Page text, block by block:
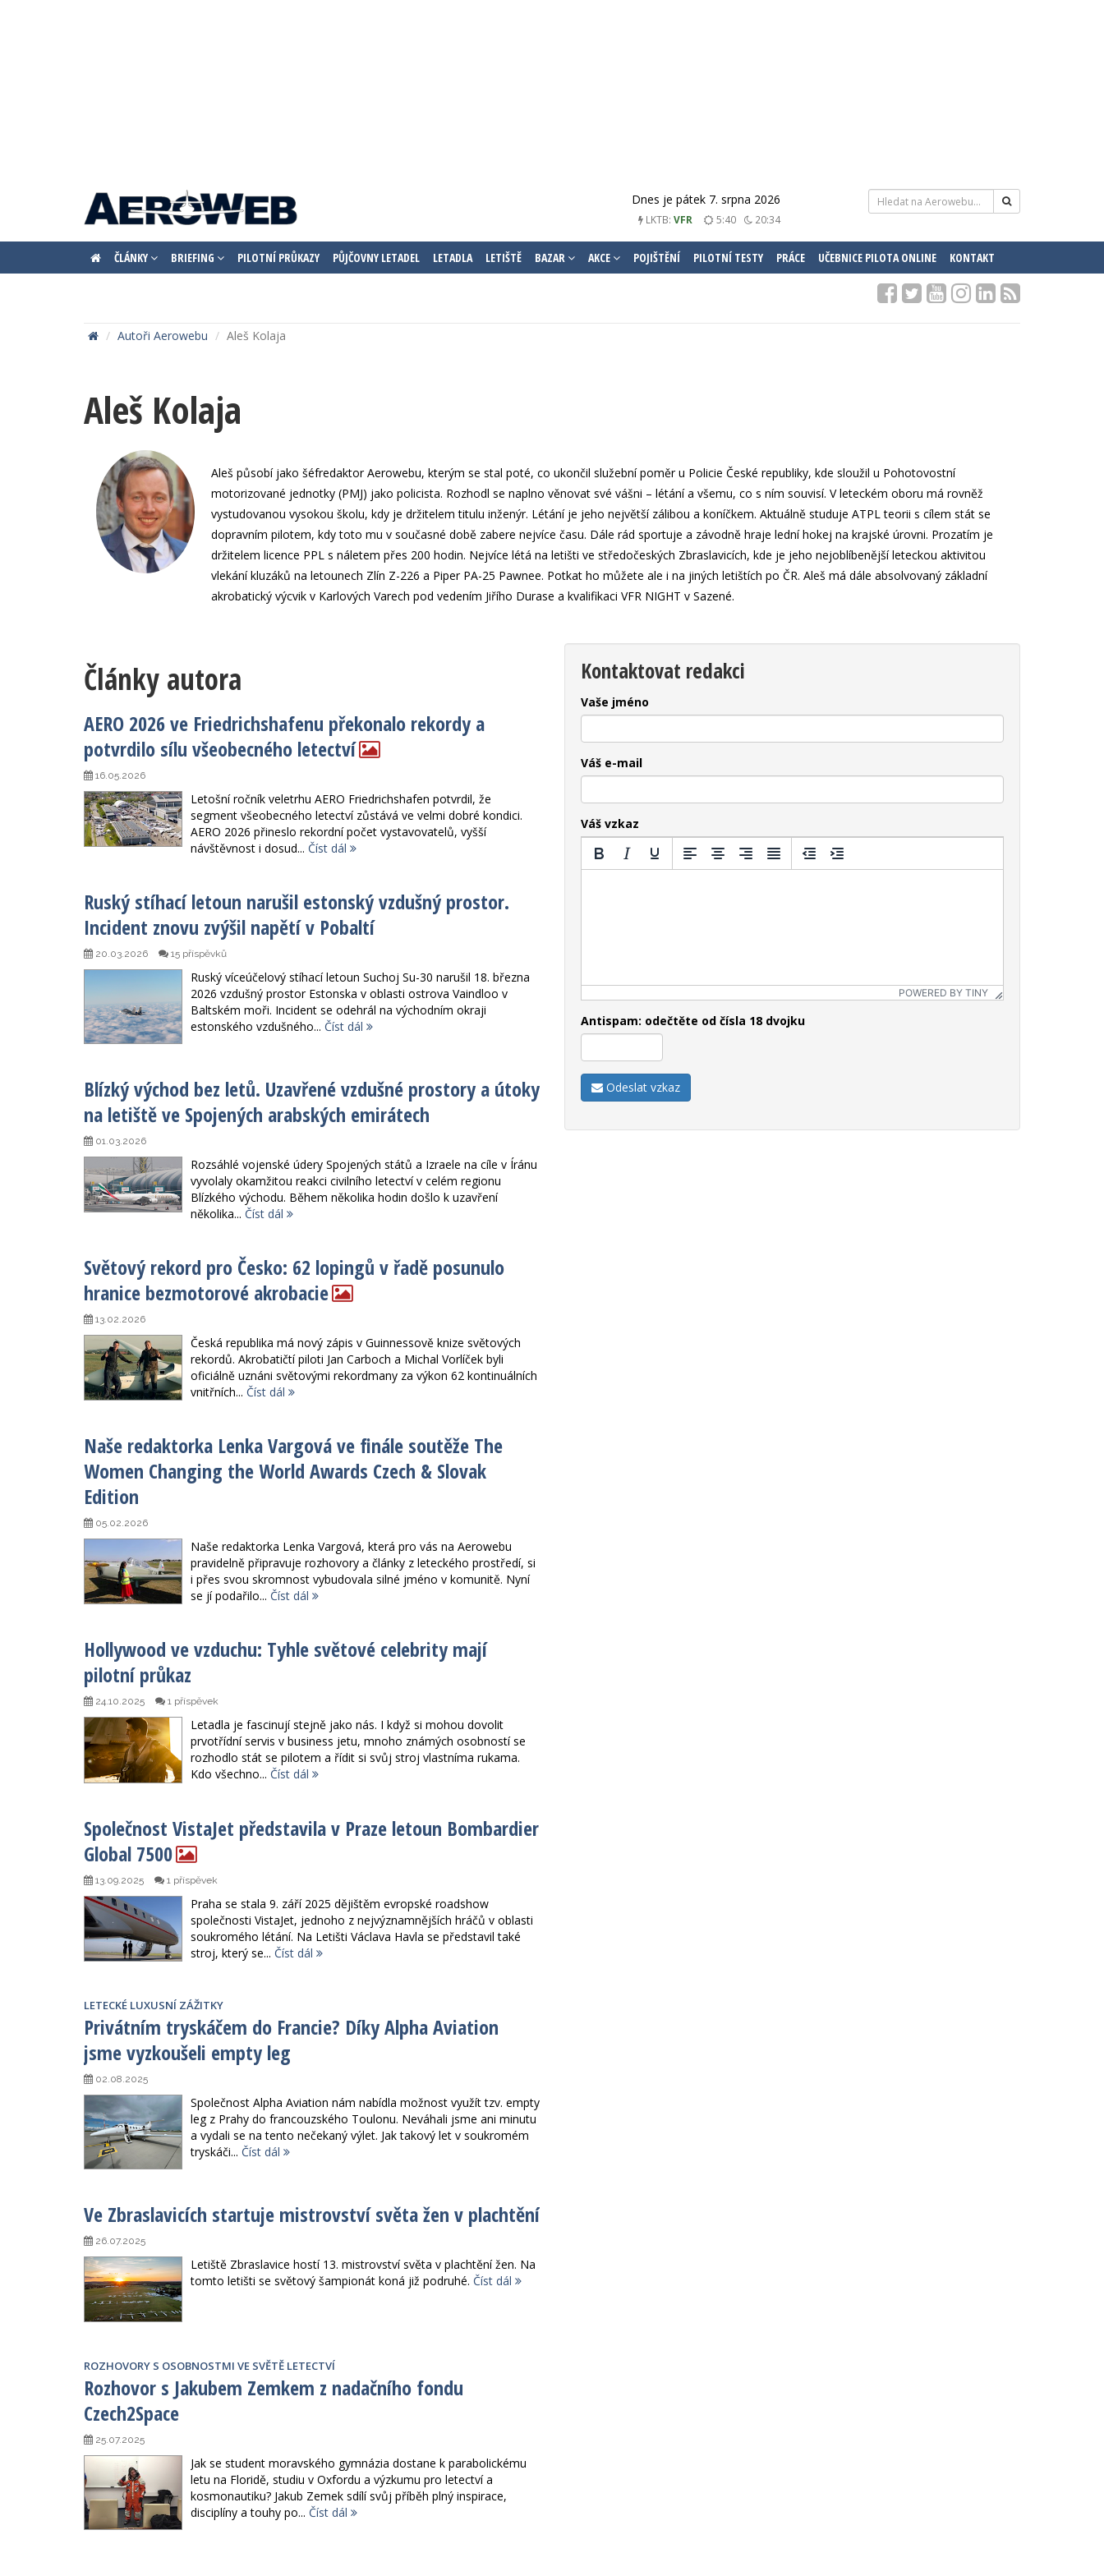
Dnes je pátek 7. srpna 2026
LKTB: VFR 5:40 20:34
ČLÁNKY BRIEFING PILOTNÍ PRŮKAZY PŮJČOVNY LETADEL LETADLA LETIŠTĚ BAZAR AKCE POJIŠTĚNÍ PILOTNÍ TESTY PRÁCE UČEBNICE PILOTA ONLINE KONTAKT
Autoři Aerowebu Aleš Kolaja
Aleš Kolaja
Aleš působí jako šéfredaktor Aerowebu, kterým se stal poté, co ukončil služební poměr u Policie České republiky, kde sloužil u Pohotovostní
motorizované jednotky (PMJ) jako policista. Rozhodl se naplno věnovat své vášni – létání a všemu, co s ním souvisí. V leteckém oboru má rovněž
vystudovanou vysokou školu, kdy je držitelem titulu inženýr. Létání je jeho největší zálibou a koníčkem. Aktuálně studuje ATPL teorii s cílem stát se
dopravním pilotem, kdy toto mu v současné době zabere nejvíce času. Dále rád sportuje a závodně hraje lední hokej na krajské úrovni. Prozatím je
držitelem licence PPL s náletem přes 200 hodin. Nejvíce létá na letišti ve středočeských Zbraslavicích, kde je jeho nejoblíbenější leteckou aktivitou
vlekání kluzáků na letounech Zlín Z-226 a Piper PA-25 Pawnee. Potkat ho můžete ale i na jiných letištích po ČR. Aleš má dále absolvovaný základní
akrobatický výcvik v Karlových Varech pod vedením Jiřího Durase a kvalifikaci VFR NIGHT v Sazené.
Články autora
AERO 2026 ve Friedrichshafenu překonalo rekordy a
potvrdilo sílu všeobecného letectví
16.05.2026
Letošní ročník veletrhu AERO Friedrichshafen potvrdil, že
segment všeobecného letectví zůstává ve velmi dobré kondici.
AERO 2026 přineslo rekordní počet vystavovatelů, vyšší
návštěvnost i dosud... Číst dál
Ruský stíhací letoun narušil estonský vzdušný prostor.
Incident znovu zvýšil napětí v Pobaltí
20.03.2026 15 příspěvků
Ruský víceúčelový stíhací letoun Suchoj Su-30 narušil 18. března
2026 vzdušný prostor Estonska v oblasti ostrova Vaindloo v
Baltském moři. Incident se odehrál na východním okraji
estonského vzdušného... Číst dál
Blízký východ bez letů. Uzavřené vzdušné prostory a útoky
na letiště ve Spojených arabských emirátech
01.03.2026
Rozsáhlé vojenské údery Spojených států a Izraele na cíle v Íránu
vyvolaly okamžitou reakci civilního letectví v celém regionu
Blízkého východu. Během několika hodin došlo k uzavření
několika... Číst dál
Světový rekord pro Česko: 62 lopingů v řadě posunulo
hranice bezmotorové akrobacie
13.02.2026
Česká republika má nový zápis v Guinnessově knize světových
rekordů. Akrobatičtí piloti Jan Carboch a Michal Vorlíček byli
oficiálně uznáni světovými rekordmany za výkon 62 kontinuálních
vnitřních... Číst dál
Naše redaktorka Lenka Vargová ve finále soutěže The
Women Changing the World Awards Czech & Slovak
Edition
05.02.2026
Naše redaktorka Lenka Vargová, která pro vás na Aerowebu
pravidelně připravuje rozhovory a články z leteckého prostředí, si
i přes svou skromnost vybudovala silné jméno v komunitě. Nyní
se jí podařilo... Číst dál
Hollywood ve vzduchu: Tyhle světové celebrity mají
pilotní průkaz
24.10.2025 1 příspěvek
Letadla je fascinují stejně jako nás. I když si mohou dovolit
prvotřídní servis v business jetu, mnoho známých osobností se
rozhodlo stát se pilotem a řídit si svůj stroj vlastníma rukama.
Kdo všechno... Číst dál
Společnost VistaJet představila v Praze letoun Bombardier
Global 7500
13.09.2025 1 příspěvek
Praha se stala 9. září 2025 dějištěm evropské roadshow
společnosti VistaJet, jednoho z nejvýznamnějších hráčů v oblasti
soukromého létání. Na Letišti Václava Havla se představil také
stroj, který se... Číst dál
LETECKÉ LUXUSNÍ ZÁŽITKY
Privátním tryskáčem do Francie? Díky Alpha Aviation
jsme vyzkoušeli empty leg
02.08.2025
Společnost Alpha Aviation nám nabídla možnost využít tzv. empty
leg z Prahy do francouzského Toulonu. Neváhali jsme ani minutu
a vydali se na tento nečekaný výlet. Jak takový let v soukromém
tryskáči... Číst dál
Ve Zbraslavicích startuje mistrovství světa žen v plachtění
26.07.2025
Letiště Zbraslavice hostí 13. mistrovství světa v plachtění žen. Na
tomto letišti se světový šampionát koná již podruhé. Číst dál
ROZHOVORY S OSOBNOSTMI VE SVĚTĚ LETECTVÍ
Rozhovor s Jakubem Zemkem z nadačního fondu
Czech2Space
25.07.2025
Jak se student moravského gymnázia dostane k parabolickému
letu na Floridě, studiu v Oxfordu a výzkumu pro letectví a
kosmonautiku? Jakub Zemek sdílí svůj příběh plný inspirace,
disciplíny a touhy po... Číst dál
Kontaktovat redakci
Vaše jméno
Váš e-mail
Váš vzkaz
POWERED BY TINY
Antispam: odečtěte od čísla 18 dvojku
Odeslat vzkaz